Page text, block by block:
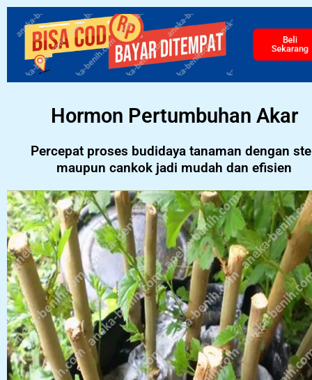
Beli
Sekarang
Hormon Pertumbuhan Akar
Percepat proses budidaya tanaman dengan
maupun cankok jadi mudah dan efisien